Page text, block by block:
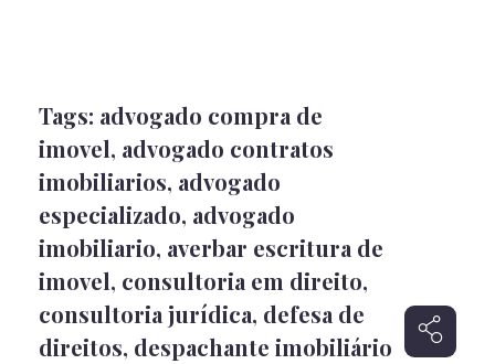
Tags: advogado compra de
imovel, advogado contratos
imobiliarios, advogado
especializado, advogado
imobiliario, averbar escritura de
imovel, consultoria em direito,
consultoria jurídica, defesa de
direitos, despachante imobiliário